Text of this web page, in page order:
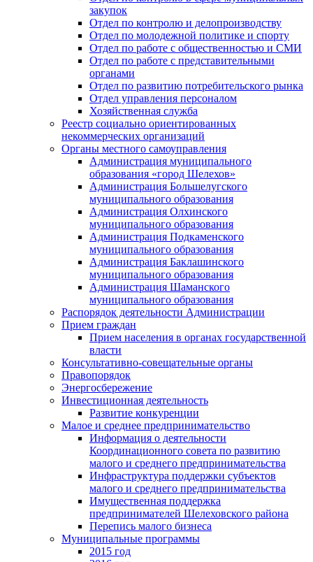
закупок
Отдел по контролю и делопроизводству
Отдел по молодежной политике и спорту
Отдел по работе с общественностью и СМИ
Отдел по работе с представительными
органами
Отдел по развитию потребительского рынка
Отдел управления персоналом
Хозяйственная служба
Реестр социально ориентированных
некоммерческих организаций
Органы местного самоуправления
Администрация муниципального
образования «город Шелехов»
Администрация Большелугского
муниципального образования
Администрация Олхинского
муниципального образования
Администрация Подкаменского
муниципального образования
Администрация Баклашинского
муниципального образования
Администрация Шаманского
муниципального образования
Распорядок деятельности Администрации
Прием граждан
Прием населения в органах государственной
власти
Консультативно-совещательные органы
Правопорядок
Энергосбережение
Инвестиционная деятельность
Развитие конкуренции
Малое и среднее предпринимательство
Информация о деятельности
Координационного совета по развитию
малого и среднего предпринимательства
Инфраструктура поддержки субъектов
малого и среднего предпринимательства
Имущественная поддержка
предпринимателей Шелеховского района
Перепись малого бизнеса
Муниципальные программы
2015 год